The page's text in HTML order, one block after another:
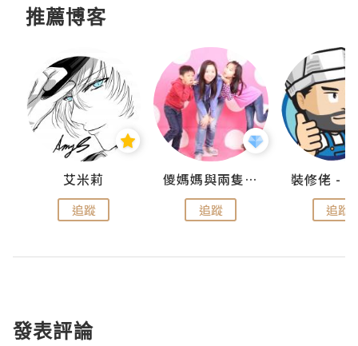
推薦博客
艾米莉
追蹤
儍媽媽與兩隻小魔怪之家
追蹤 追蹤
發表評論